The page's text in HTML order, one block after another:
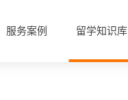
服务案例 留学知识库